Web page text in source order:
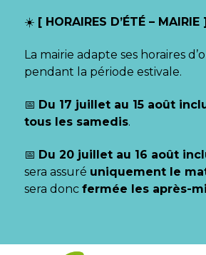
☀️ [ HORAIRES D’ÉTÉ – MAIRIE
La mairie adapte ses horaires
pendant la période estivale.
📅 Du 17 juillet au 15 août
tous les samedis.
📅 Du 20 juillet au 16 août
sera assuré uniquement le
sera donc fermée les après-